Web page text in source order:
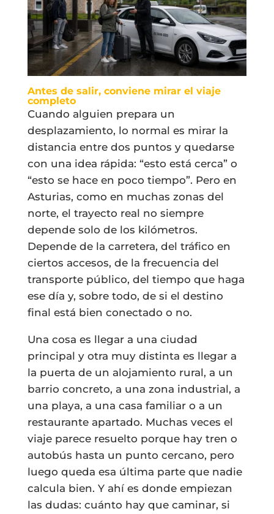
Antes de salir, conviene mirar el viaje
completo
Cuando alguien prepara un
desplazamiento, lo normal es mirar la
distancia entre dos puntos y quedarse
con una idea rápida: “esto está cerca” o
“esto se hace en poco tiempo”. Pero en
Asturias, como en muchas zonas del
norte, el trayecto real no siempre
depende solo de los kilómetros.
Depende de la carretera, del tráfico en
ciertos accesos, de la frecuencia del
transporte público, del tiempo que haga
ese día y, sobre todo, de si el destino
final está bien conectado o no.
Una cosa es llegar a una ciudad
principal y otra muy distinta es llegar a
la puerta de un alojamiento rural, a un
barrio concreto, a una zona industrial, a
una playa, a una casa familiar o a un
restaurante apartado. Muchas veces el
viaje parece resuelto porque hay tren o
autobús hasta un punto cercano, pero
luego queda esa última parte que nadie
calcula bien. Y ahí es donde empiezan
las dudas: cuánto hay que caminar, si